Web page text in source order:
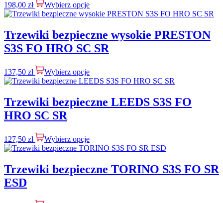
198,00 zł Wybierz opcje
Trzewiki bezpieczne wysokie PRESTON
S3S FO HRO SC SR
137,50 zł Wybierz opcje
Trzewiki bezpieczne LEEDS S3S FO
HRO SC SR
127,50 zł Wybierz opcje
Trzewiki bezpieczne TORINO S3S FO SR
ESD